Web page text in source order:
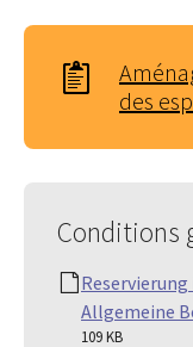
des
Conditions
Reservierung
Allgemeine
109 KB